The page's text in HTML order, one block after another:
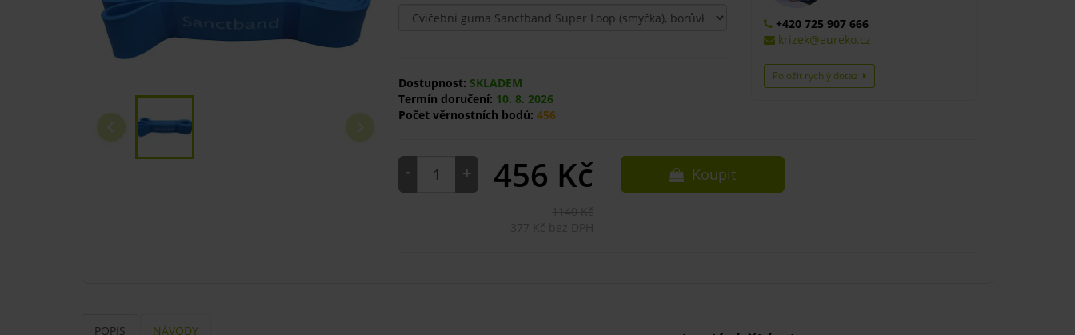
Dostupnost: SKLADEM
Termín doručení: 10. 8. 2026
Počet věrnostních bodů: 456
+420 725 907 666
krizek@eureko.cz
Položit rychlý dotaz
- + 456 Kč Koupit
POPIS NÁVODY